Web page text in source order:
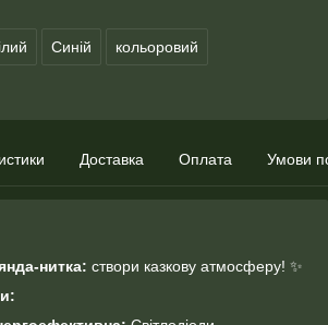
Синій кольоровий
Доставка Оплата Умови
нитка: створи казкову атмосферу! ✨